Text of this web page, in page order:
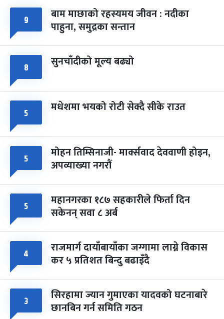
८ फागुपूर्णिमा
चैत्र ८, २०८३-Mar 22, 2027
७ महिना बाँकी
९ बाम माछाको रहस्यमय जीवन : नदीका
पाहुना, समुद्रका सन्तान
८ सुनचाँदीको मूल्य बढ्यो
५ मधेशमा भयको रोटी सेक्दै सीके राउत
५ मोहन तिम्सिनाजी- मार्क्सवाद देववाणी होइन,
अपव्याख्या नगरौं
५ महानगरका १८७ सहकारीले फिर्ता दिन
सकेनन् सवा ८ अर्ब
४ राजमार्ग दायाँबायाँका जग्गामा लाग्ने विकास
कर ५ प्रतिशत बिन्दु बढाइँदै
३ सिरहामा ज्यान गुमाएका यादवको घटनाबारे
छानबिन गर्न समिति गठन